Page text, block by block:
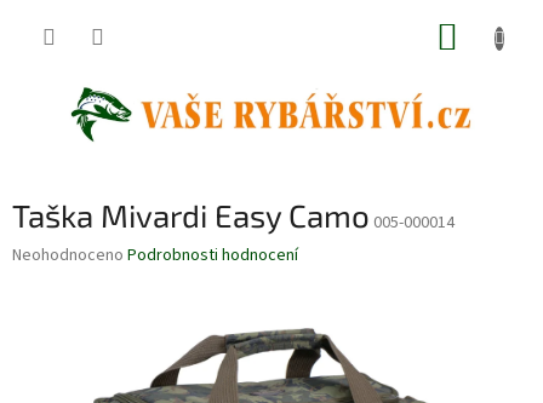
Taška Mivardi Easy Camo 005-000014
Průměrné
Neohodnoceno Podrobnosti hodnocení